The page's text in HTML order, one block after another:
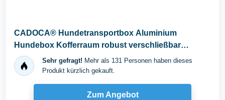
CADOCA® Hundetransportbox Aluminium
Hundebox Kofferraum robust verschließbar
trapezförmig L...
Sehr gefragt! Mehr als 131 Personen haben dieses
Produkt kürzlich gekauft.
Zum Angebot